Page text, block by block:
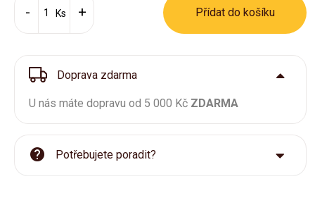
Ks Přídat do košíku
Doprava zdarma
U nás máte dopravu od 5 000 Kč ZDARMA
Potřebujete poradit?